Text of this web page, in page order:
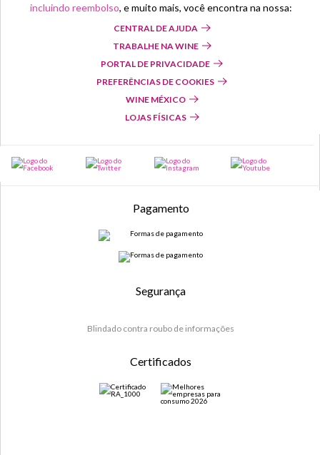
incluindo reembolso, e muito mais, você encontra na nossa:
CENTRAL DE AJUDA
TRABALHE NA WINE
PORTAL DE PRIVACIDADE
PREFERÊNCIAS DE COOKIES
WINE MÉXICO
LOJAS FÍSICAS
Pagamento
Segurança
Blindado contra roubo de informações
Certificados